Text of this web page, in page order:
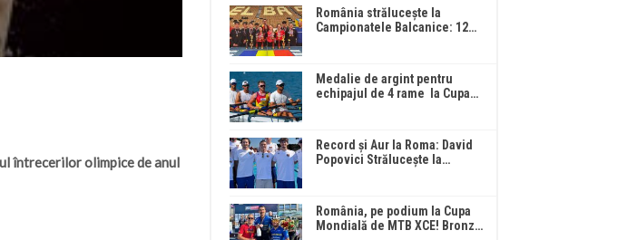
întrecerilor olimpice de anul
România strălucește la
Campionatele Balcanice: 12…
Medalie de argint pentru
echipajul de 4 rame la Cupa…
Record și Aur la Roma: David
Popovici Strălucește la…
România, pe podium la Cupa
Mondială de MTB XCE! Bronz…